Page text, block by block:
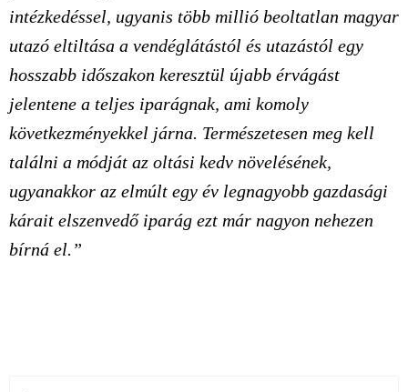
intézkedéssel, ugyanis több millió beoltatlan magyar
utazó eltiltása a vendéglátástól és utazástól egy
hosszabb időszakon keresztül újabb érvágást
jelentene a teljes iparágnak, ami komoly
következményekkel járna. Természetesen meg kell
találni a módját az oltási kedv növelésének,
ugyanakkor az elmúlt egy év legnagyobb gazdasági
kárait elszenvedő iparág ezt már nagyon nehezen
bírná el.”